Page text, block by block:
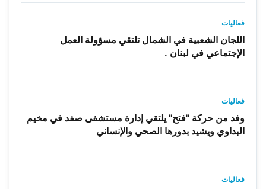
فعاليات
اللجان الشعبية في الشمال تلتقي مسؤولة العمل
الإجتماعي في لبنان .
فعاليات
وفد من حركة "فتح" يلتقي إدارة مستشفى صفد في مخيم
البداوي ويشيد بدورها الصحي والإنساني
فعاليات